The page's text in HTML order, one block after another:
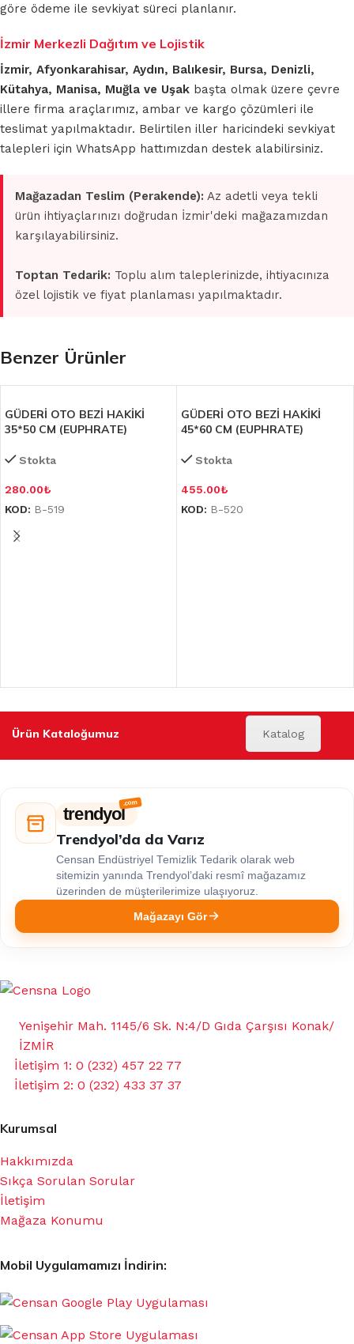
göre ödeme ile sevkiyat süreci planlanır.
İzmir Merkezli Dağıtım ve Lojistik
İzmir, Afyonkarahisar, Aydın, Balıkesir, Bursa, Denizli,
Kütahya, Manisa, Muğla ve Uşak başta olmak üzere çevre
illere firma araçlarımız, ambar ve kargo çözümleri ile
teslimat yapılmaktadır. Belirtilen iller haricindeki sevkiyat
talepleri için WhatsApp hattımızdan destek alabilirsiniz.
Mağazadan Teslim (Perakende): Az adetli veya tekli
ürün ihtiyaçlarınızı doğrudan İzmir'deki mağazamızdan
karşılayabilirsiniz.
Toptan Tedarik: Toplu alım taleplerinizde, ihtiyacınıza
özel lojistik ve fiyat planlaması yapılmaktadır.
Benzer Ürünler
GÜDERİ OTO BEZİ HAKİKİ
35*50 CM (EUPHRATE)
Stokta
280.00₺
KOD: B-519
GÜDERİ OTO BEZİ HAKİKİ
45*60 CM (EUPHRATE)
Stokta
455.00₺
KOD: B-520
Ürün Kataloğumuz Katalog
trendyol
Trendyol’da da Varız
Censan Endüstriyel Temizlik Tedarik olarak web
sitemizin yanında Trendyol’daki resmî mağazamız
üzerinden de müşterilerimize ulaşıyoruz.
Mağazayı Gör
Yenişehir Mah. 1145/6 Sk. N:4/D Gıda Çarşısı Konak/
İZMİR
İletişim 1: 0 (232) 457 22 77
İletişim 2: 0 (232) 433 37 37
Kurumsal
Hakkımızda
Sıkça Sorulan Sorular
İletişim
Mağaza Konumu
Mobil Uygulamamızı İndirin: